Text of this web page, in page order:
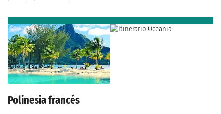
Polinesia francés